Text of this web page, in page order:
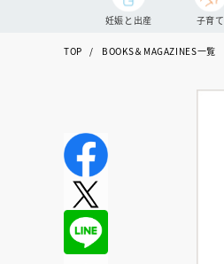
妊娠と出産 子育て
TOP BOOKS＆MAGAZINES一覧